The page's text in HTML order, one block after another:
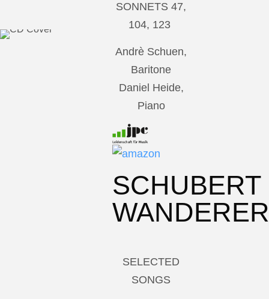
SONNETS 47,
104, 123
Andrè Schuen,
Baritone
Daniel Heide,
Piano
SCHUBERT
WANDERER
SELECTED
SONGS